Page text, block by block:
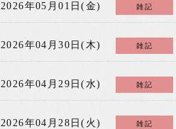
2026年05月01日(金) 雑記
2026年04月30日(木) 雑記
2026年04月29日(水) 雑記
2026年04月28日(火) 雑記